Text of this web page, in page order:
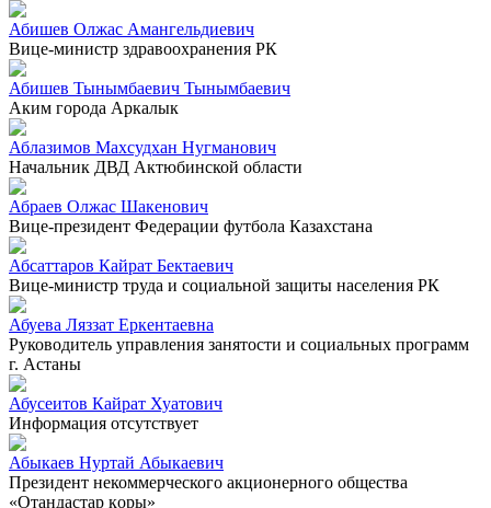
Абишев Олжас Амангельдиевич
Вице-министр здравоохранения РК
Абишев Тынымбаевич Тынымбаевич
Аким города Аркалык
Аблазимов Махсудхан Нугманович
Начальник ДВД Актюбинской области
Абраев Олжас Шакенович
Вице-президент Федерации футбола Казахстана
Абсаттаров Кайрат Бектаевич
Вице-министр труда и социальной защиты населения РК
Абуева Ляззат Еркентаевна
Руководитель управления занятости и социальных программ
г. Астаны
Абусеитов Кайрат Хуатович
Информация отсутствует
Абыкаев Нуртай Абыкаевич
Президент некоммерческого акционерного общества
«Отандастар қоры»